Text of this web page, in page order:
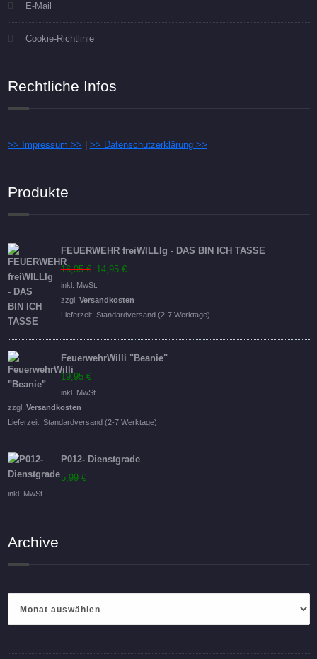
E-Mail
Cookie-Richtlinie
Rechtliche Infos
>> Impressum >> >> Datenschutzerklärung >>
Produkte
FEUERWEHR freiWILLIg - DAS BIN ICH TASSE
16,95€ Ursprünglicher
Preis
war:
16,95 €
14,95 €
ist:
14,95 €.
inkl. MwSt.
zzgl. Versandkosten
Lieferzeit: Standardversand (2-7 Werktage)
FeuerwehrWilli "Beanie"
19,95 €
inkl. MwSt.
zzgl. Versandkosten
Lieferzeit: Standardversand (2-7 Werktage)
P012- Dienstgrade
5,99 €
inkl. MwSt.
Archive